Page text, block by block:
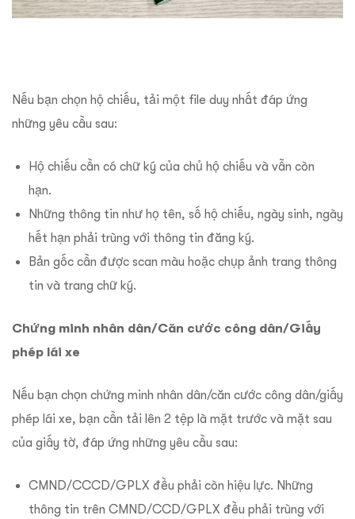
Nếu bạn chọn hộ chiếu, tải một file duy nhất đáp ứng
những yêu cầu sau:
Hộ chiếu cần có chữ ký của chủ hộ chiếu và vẫn còn
hạn.
Những thông tin như họ tên, số hộ chiếu, ngày sinh, ngày
hết hạn phải trùng với thông tin đăng ký.
Bản gốc cần được scan màu hoặc chụp ảnh trang thông
tin và trang chữ ký.
Chứng minh nhân dân/Căn cước công dân/Giấy
phép lái xe
Nếu bạn chọn chứng minh nhân dân/căn cước công dân/giấy
phép lái xe, bạn cần tải lên 2 tệp là mặt trước và mặt sau
của giấy tờ, đáp ứng những yêu cầu sau:
CMND/CCCD/GPLX đều phải còn hiệu lực. Những
thông tin trên CMND/CCD/GPLX đều phải trùng với